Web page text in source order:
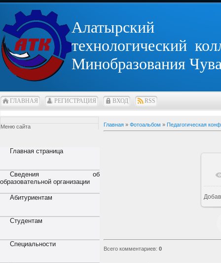
Алатырский
технологический
Минобразования
ГЛАВНАЯ РЕГИСТРАЦИЯ ВХОД RSS
Меню сайта
Главная страница
Сведения об
образовательной организации
Абитуриентам
Студентам
Специальности
Главная » Фотоальбом » Педагогическая
Всего комментариев: 0